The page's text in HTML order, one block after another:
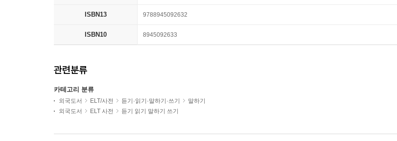
ISBN13 9788945092632
ISBN10 8945092633
관련분류
카테고리 분류
외국도서 ELT/사전 듣기·읽기·말하기·쓰기
말하기
외국도서
ELT 사전 듣기 읽기 말하기 쓰기